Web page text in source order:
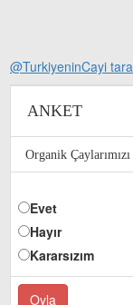
@TurkiyeninCayi
ANKET
Organik
Evet
Hayır
Kararsızım